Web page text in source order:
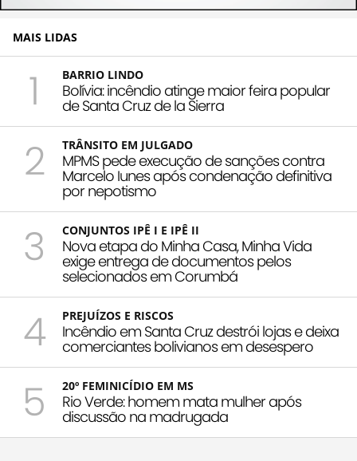
MAIS LIDAS
1 BARRIO LINDO
Bolívia: incêndio atinge maior feira popular
de Santa Cruz de la Sierra
2 TRÂNSITO EM JULGADO
MPMS pede execução de sanções contra
Marcelo Iunes após condenação definitiva
por nepotismo
3 CONJUNTOS IPÊ I E IPÊ II
Nova etapa do Minha Casa, Minha Vida
exige entrega de documentos pelos
selecionados em Corumbá
4 PREJUÍZOS E RISCOS
Incêndio em Santa Cruz destrói lojas e deixa
comerciantes bolivianos em desespero
5 20º FEMINICÍDIO EM MS
Rio Verde: homem mata mulher após
discussão na madrugada